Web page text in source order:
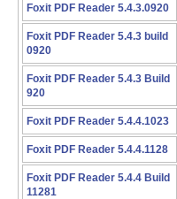
Foxit PDF Reader 5.4.3.0920
Foxit PDF Reader 5.4.3 build
0920
Foxit PDF Reader 5.4.3 Build
920
Foxit PDF Reader 5.4.4.1023
Foxit PDF Reader 5.4.4.1128
Foxit PDF Reader 5.4.4 Build
11281